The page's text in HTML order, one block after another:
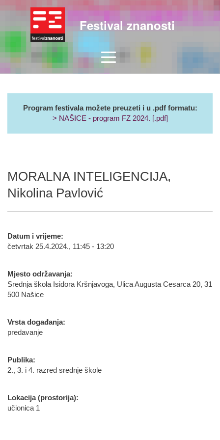
Festival znanosti
Program festivala možete preuzeti i u .pdf formatu:
> NAŠICE - program FZ 2024. [.pdf]
MORALNA INTELIGENCIJA,
Nikolina Pavlović
Datum i vrijeme:
četvrtak 25.4.2024., 11:45 - 13:20
Mjesto održavanja:
Srednja škola Isidora Kršnjavoga, Ulica Augusta Cesarca 20, 31
500 Našice
Vrsta događanja:
predavanje
Publika:
2., 3. i 4. razred srednje škole
Lokacija (prostorija):
učionica 1